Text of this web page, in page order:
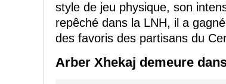
style de jeu physique, son
repêché dans la LNH, il a
des favoris des partisans du
Arber Xhekaj demeure